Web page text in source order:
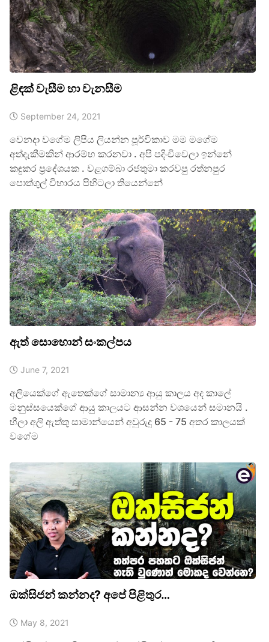
ළිඳක් වැසීම හා වැනසීම
September 24, 2021
වෙනදා වගේම ලිපිය ලියන්න පූර්විකාව මම මගේම
අත්දැකීමකින් ආරම්භ කරනවා . අපි පදිංචිවෙලා ඉන්නේ
කඳුකර ප්‍රදේශයක . වළගම්බා රජතුමා කරවපු රත්නපුර
පොත්ගුල් විහාරය පිහිටලා තියෙන්නේ
ඇත් සොහොන් සංකල්පය
June 7, 2021
අලියෙක්ගේ ඇතෙක්ගේ සාමාන්‍ය ආයු කාලය අද කාලේ
මනුස්සයෙක්ගේ ආයු කාලයට ආසන්න වශයෙන් සමානයි .
හීලා අලි ඇත්තු සාමාන්යෙන් අවුරුදු 65 - 75 අතර කාලයක්
වගේම
ඔක්සිජන් කන්නද? අපේ පිළිතුර…
May 8, 2021